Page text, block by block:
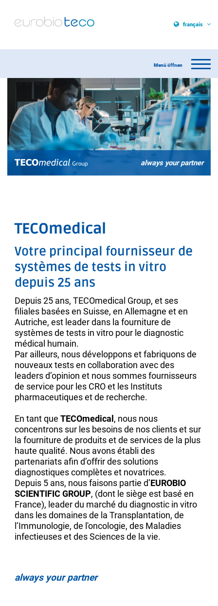
français
always your partner
TECOmedical
Votre principal fournisseur de
systèmes de tests in vitro
depuis 25 ans
Depuis 25 ans, TECOmedical Group, et ses
filiales basées en Suisse, en Allemagne et en
Autriche, est leader dans la fourniture de
systèmes de tests in vitro pour le diagnostic
médical humain.
Par ailleurs, nous développons et fabriquons de
nouveaux tests en collaboration avec des
leaders d’opinion et nous sommes fournisseurs
de service pour les CRO et les Instituts
pharmaceutiques et de recherche.
En tant que TECOmedical , nous nous
concentrons sur les besoins de nos clients et sur
la fourniture de produits et de services de la plus
haute qualité. Nous avons établi des
partenariats afin d’offrir des solutions
diagnostiques complètes et novatrices.
Depuis 5 ans, nous faisons partie d’EUROBIO
SCIENTIFIC GROUP, (dont le siège est basé en
France), leader du marché du diagnostic in vitro
dans les domaines de la Transplantation, de
l’Immunologie, de l'oncologie, des Maladies
infectieuses et des Sciences de la vie.
always your partner